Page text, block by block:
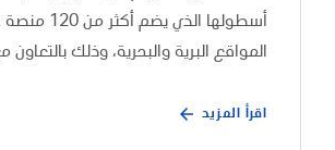
المواقع البرية والبحرية، وذلك
اقرأ المزيد